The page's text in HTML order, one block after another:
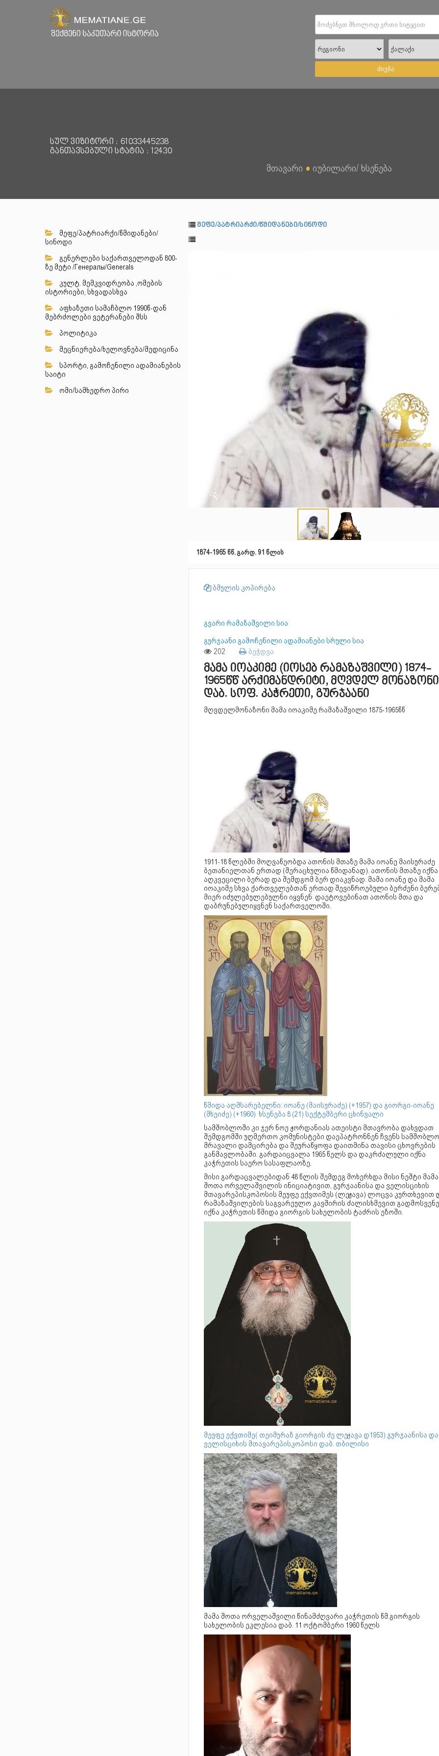
ძიება
სულ ვიზიტორი : 61033445238
განთავსებული სტატია : 12430
მთავარი ● იუბილარი/ ხსენება
მეფე/პატრიარქი/წმიდანები/
სინოდი
გენერლები საქართველოდან 800-
ზე მეტი /Генералы/Generals
კულტ. მემკვიდრეობა ,ომების
ისტორიები, სხვადასხვა
აფხაზეთი სამაჩბლო 1990წ-დან
მებრძოლები ვეტერანები შსს
პოლიტიკა
მეცნიერება/ხელოვნება/მედიცინა
სპორტი, გამოჩენილი ადამიანების
საიტი
ომი/სამხედრო პირი
მეფე/პატრიარქი/წმიდანები/სინოდი
1874-1965 წწ. გარდ. 91 წლის
ბმულის კოპირება
გვარი რამაზაშვილი სია
გურჯაანი გამოჩენილი ადამიანები სრული სია
202 ბეჭდვა
მამა იოაკიმე (იოსებ რამაზაშვილი) 1874-
1965წწ არქიმანდრიტი, მღვდელ მონაზონი
დაბ. სოფ. კაჭრეთი, გურჯაანი
მღვდელმონაზონი მამა იოაკიმე რამაზაშვილი 1875-1965წწ
1911-18 წლებში მოღვაწეობდა ათონის მთაზე მამა იოანე მაისურაძე
ბეთანიელთან ერთად (შერაცხულია წმიდანად). ათონის მთაზე იქნა
აღკვეცილი ბერად და შემდგომ ბერ დიაკვნად. მამა იოანე და მამა
იოაკიმე სხვა ქართველებთან ერთად შევიწროებული ბერძენი
მიერ იძულებულებულნი იყვნენ დაეტოვებინათ ათონის მთა და
დაბრუნებულიყვნენ საქართველოში.
წმიდა აღმსარებელნი: იოანე (მაისურაძე) (+1957) და გიორგი-იოანე
(მხეიძე) (+1960) ხსენება 8 (21) სექტემბერი ცხინვალი
სამშობლოში კი ჯერ ნოე ჟორდანიას ათეისტი მთავრობა დახვდათ
შემდგომში უღმერთო კომუნისტები დაეპატრონნენ ჩვენს
მრავალი დამცირება და შეურაწყოფა დაითმინა თავისი ცხოვრების
განმავლობაში. გარდაიცვალა 1965 წელს და დაკრძალული იქნა
კაჭრეთის საერო სასაფლაოზე.
მისი გარდაცვალებიდან 48 წლის შემდეგ მოხერხდა მისი ნეშტი მამა
შოთა ორველაშვილის ინიციატივით, გურჯაანისა და ველისციხის
მთავარეპისკოპოსის მეუფე ექვთიმეს (ლეჟავა) ლოცვა კურთხევით
რამაზაშვილების საგვარეულო კავშირის ძალისხმევით
იქნა კაჭრეთის წმიდა გიორგის სახელობის ტაძრის ეზოში.
მეუფე ექვთიმე( თეიმურაზ გიორგის ძე ლეჟავა დ1953) გურჯაანისა და
ველისციხის მთავარეპისკოპოსი დაბ. თბილისი
მამა შოთა ორველაშვილი წინამძღვარი კაჭრეთის წმ.გიორგის
სახელობის ეკლესია დაბ. 11 ოქტომბერი 1960 წელს